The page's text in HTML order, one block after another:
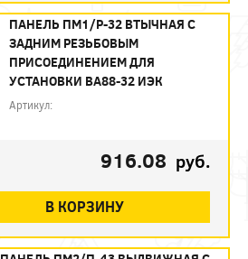
ПАНЕЛЬ ПМ1/Р-32 ВТЫЧНАЯ С
ЗАДНИМ РЕЗЬБОВЫМ
ПРИСОЕДИНЕНИЕМ ДЛЯ
УСТАНОВКИ ВА88-32 ИЭК
Артикул:
916.08 руб.
В КОРЗИНУ